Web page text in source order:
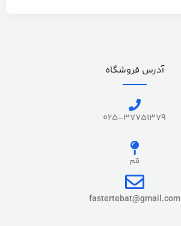
آدرس فروشگاه
025-37751379
قم
fastertebat@gmail.com